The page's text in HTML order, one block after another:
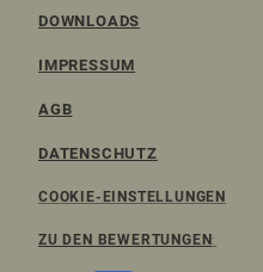
DOWNLOADS
IMPRESSUM
AGB
DATENSCHUTZ
COOKIE-EINSTELLUNGEN
ZU DEN BEWERTUNGEN: